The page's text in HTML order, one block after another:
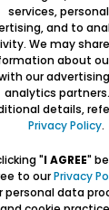
Hits0 Likes
11:38
Tipps zum
Bezahlen
Hits0 Likes
21:03
services,
and to
We may
about
our
analytics partners.
details,
Privacy Policy.
"I AGREE"
to ourPrivacy
personal data